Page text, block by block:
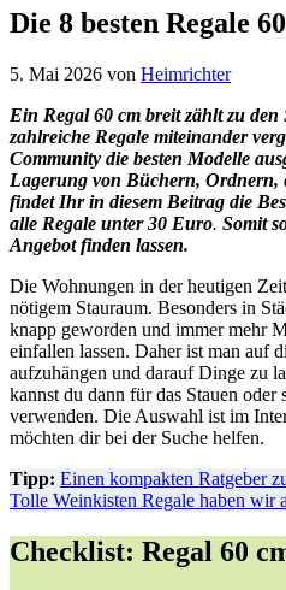
Die 8 besten Regale
5. Mai 2026 von Heimrichter
Ein Regal 60 cm breit zählt zu
zahlreiche Regale miteinander
Community die besten Modelle
Lagerung von Büchern, Ordnern,
findet Ihr in diesem Beitrag die
alle Regale unter 30 Euro. Somit
Angebot finden lassen.
Die Wohnungen in der heutigen
nötigem Stauraum. Besonders in
knapp geworden und immer mehr
einfallen lassen. Daher ist man auf
aufzuhängen und darauf Dinge zu
kannst du dann für das Stauen oder
verwenden. Die Auswahl ist im
möchten dir bei der Suche helfen.
Tipp: Einen kompakten Ratgeber
Tolle Weinkisten Regale haben wir
Checklist: Regal 60